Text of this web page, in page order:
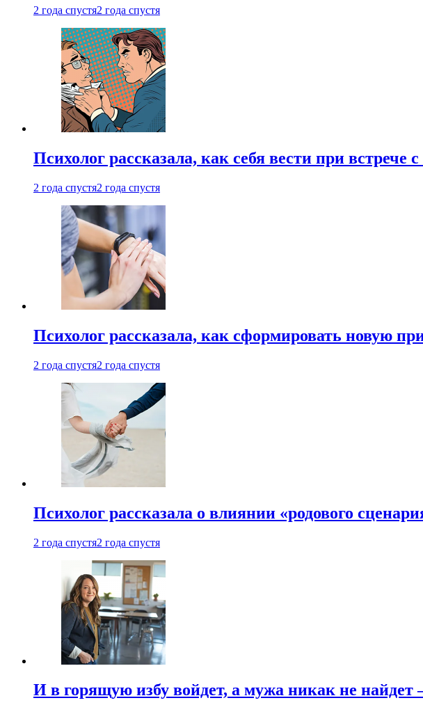
2 года спустя2 года спустя
Психолог рассказала, как себя вести при
2 года спустя2 года спустя
Психолог рассказала, как сформировать новую
2 года спустя2 года спустя
Психолог рассказала о влиянии «родового
2 года спустя2 года спустя
И в горящую избу войдет, а мужа никак не